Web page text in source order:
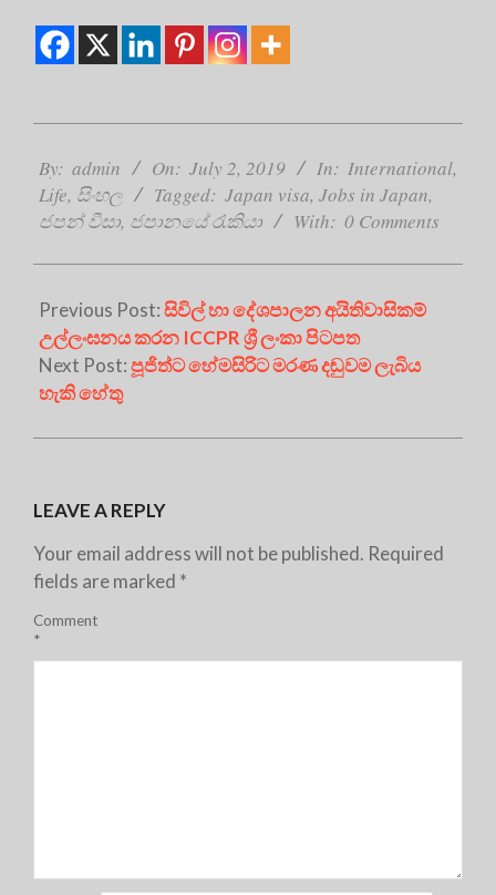
07-
02
By: admin On: July 2, 2019 In: International,
Life, සිංහල Tagged: Japan visa, Jobs in Japan,
ජපන් වීසා, ජපානයේ රැකියා With: 0 Comments
Previous Post:සිවිල් හා දේශපාලන අයිතිවාසිකම්
උල්ලංඝනය කරන ICCPR ශ්‍රී ලංකා පිටපත
Next Post:පූජිත්ට හේමසිරිට මරණ දඬුවම ලැබිය
හැකි හේතු
LEAVE A REPLY
Your email address will not be published. Required
fields are marked *
Comment
*